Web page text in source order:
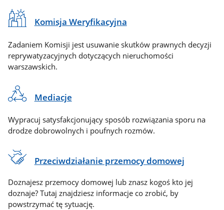
Komisja Weryfikacyjna
Zadaniem Komisji jest usuwanie skutków prawnych decyzji
reprywatyzacyjnych dotyczących nieruchomości
warszawskich.
Mediacje
Wypracuj satysfakcjonujący sposób rozwiązania sporu na
drodze dobrowolnych i poufnych rozmów.
Przeciwdziałanie przemocy domowej
Doznajesz przemocy domowej lub znasz kogoś kto jej
doznaje? Tutaj znajdziesz informacje co zrobić, by
powstrzymać tę sytuację.